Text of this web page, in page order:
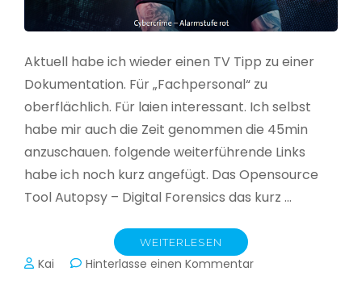
Aktuell habe ich wieder einen TV Tipp zu einer
Dokumentation. Für „Fachpersonal“ zu
oberflächlich. Für laien interessant. Ich selbst
habe mir auch die Zeit genommen die 45min
anzuschauen. folgende weiterführende Links
habe ich noch kurz angefügt. Das Opensource
Tool Autopsy – Digital Forensics das kurz …
WEITERLESEN
Kai Hinterlasse einen Kommentarzu